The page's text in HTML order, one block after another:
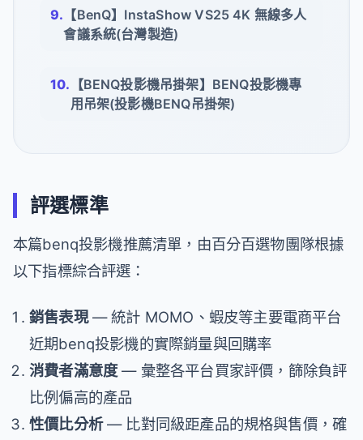
【BenQ】InstaShow VS25 4K 無線多人
會議系統(台灣製造)
【BENQ投影機吊掛架】BENQ投影機專
用吊架(投影機BENQ吊掛架)
評選標準
本篇benq投影機推薦清單，由百分百選物團隊根據
以下指標綜合評選：
銷售表現— 統計 MOMO、蝦皮等主要電商平台
近期benq投影機的實際銷量與回購率
消費者滿意度— 彙整各平台買家評價，篩除負評
比例偏高的產品
性價比分析— 比對同級距產品的規格與售價，確